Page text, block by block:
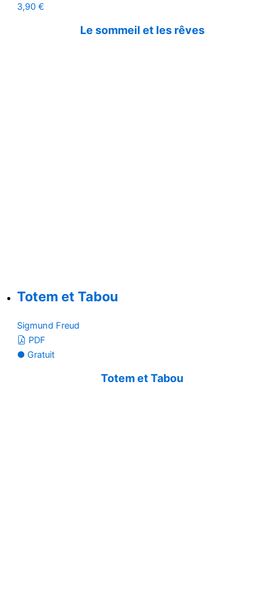
3,90 €
Le sommeil et les rêves
Totem et Tabou
Sigmund Freud
PDF
● Gratuit
Totem et Tabou